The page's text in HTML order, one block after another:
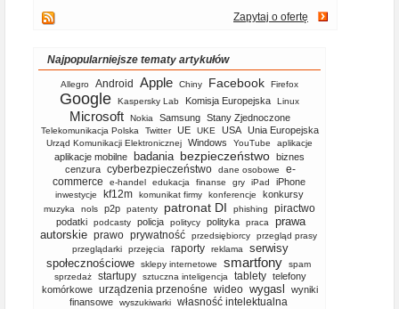
Zapytaj o ofertę
Najpopularniejsze tematy artykułów
Allegro Android Apple Chiny Facebook Firefox
Google Kaspersky Lab Komisja Europejska Linux
Microsoft Nokia Samsung Stany Zjednoczone
Telekomunikacja Polska Twitter UE UKE USA Unia Europejska
Urząd Komunikacji Elektronicznej Windows YouTube aplikacje
aplikacje mobilne badania bezpieczeństwo biznes
cenzura cyberbezpieczeństwo dane osobowe
e-
commerce
e-handel edukacja finanse gry iPad iPhone
inwestycje kf12m komunikat firmy konferencje konkursy
muzyka nols p2p patenty patronat DI phishing piractwo
podatki podcasty policja politycy polityka praca
prawa
autorskie prawo prywatność przedsiębiorcy
przegląd prasy
przeglądarki
przejęcia raporty reklama
serwisy
społecznościowe
sklepy internetowe smartfony
spam
sprzedaż
startupy sztuczna inteligencja tablety telefony
komórkowe
urządzenia przenośne wideo wygasl
wyniki
finansowe
wyszukiwarki własność intelektualna